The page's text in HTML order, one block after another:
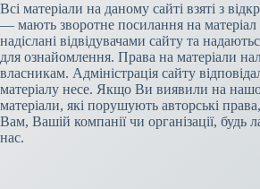
Всі матеріали на даному сайті взяті з
— мають зворотне посилання на матеріал
надіслані відвідувачами сайту та
для ознайомлення. Права на матеріали
власникам. Адміністрація сайту
матеріалу несе. Якщо Ви виявили на
матеріали, які порушують авторські
Вам, Вашій компанії чи організації, будь
нас.